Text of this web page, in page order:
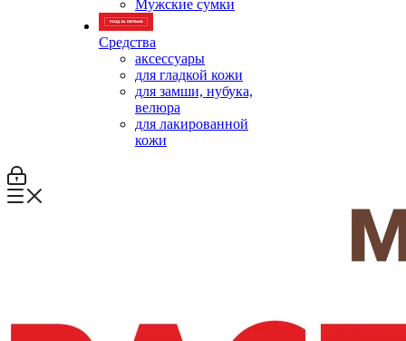
Мужские сумки
Средства
аксессуары
для гладкой кожи
для замши, нубука,
велюра
для лакированной
кожи